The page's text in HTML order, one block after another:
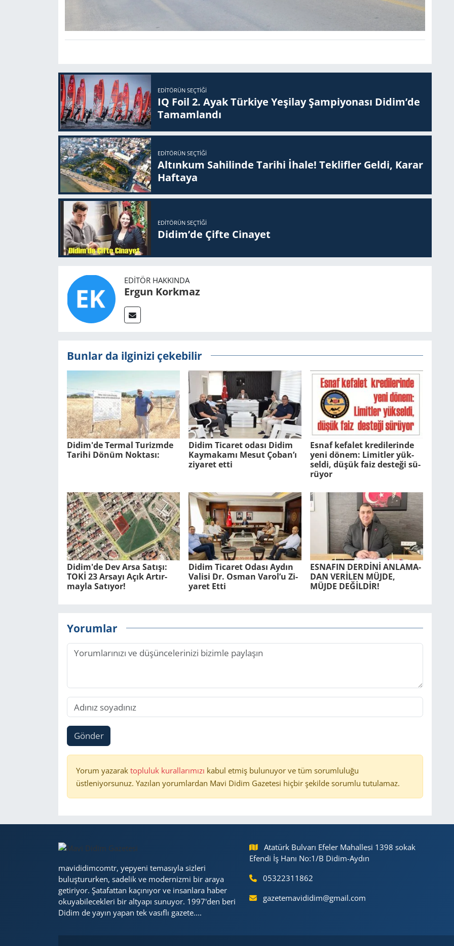
EDITÖRÜN SEÇTIĞI
IQ Foil 2. Ayak Tür­ki­ye Ye­şi­lay Şam­pi­yo­na­sı Didim’de
Ta­mam­lan­dı
EDITÖRÜN SEÇTIĞI
Altınkum Sahilinde Tarihi İhale! Teklifler Geldi, Karar
Haftaya
EDITÖRÜN SEÇTIĞI
Didim’de Çifte Ci­na­yet
EDITÖR HAKKINDA
Ergun Korkmaz
Bunlar da ilginizi çekebilir
Didim'de Ter­mal Tu­rizm­de
Ta­ri­hi Dönüm Nok­ta­sı:
Didim Ticaret odası Didim
Kaymakamı Mesut Çoban’ı
ziyaret etti
Esnaf ke­fa­let kre­di­le­rin­de
yeni dönem: Li­mit­ler yük­
sel­di, düşük faiz des­te­ği sü­
rü­yor
Didim'de Dev Arsa Sa­tı­şı:
TOKİ 23 Ar­sa­yı Açık Ar­tır­
may­la Sa­tı­yor!
Didim Ti­ca­ret Odası Aydın
Va­li­si Dr. Osman Varol’u Zi­
ya­ret Etti
ES­NA­FIN DERDİNİ AN­LA­MA­
DAN VERİLEN MÜJDE,
MÜJDE DEĞİLDİR!
Yorumlar
Gönder
Yorum yazarak topluluk kurallarımızı kabul etmiş bulunuyor ve tüm sorumluluğu
üstleniyorsunuz. Yazılan yorumlardan Mavi Didim Gazetesi hiçbir şekilde sorumlu tutulamaz.
mavididimcomtr, yepyeni temasıyla sizleri
buluştururken, sadelik ve modernizmi bir araya
getiriyor. Şatafattan kaçınıyor ve insanlara haber
okuyabilecekleri bir altyapı sunuyor. 1997'den beri
Didim de yayın yapan tek vasıflı gazete....
Atatürk Bulvarı Efeler Mahallesi 1398 sokak
Efendi İş Hanı No:1/B Didim-Aydın
05322311862
gazetemavididim@gmail.com